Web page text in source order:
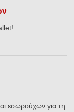
εσωρούχων για τη